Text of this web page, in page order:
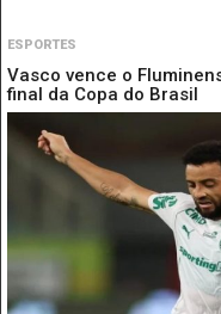
ESPORTES
Vasco vence o
final da Copa do Brasil